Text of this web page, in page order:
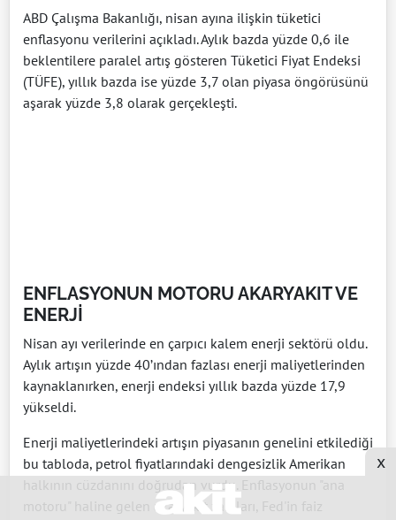
ABD Çalışma Bakanlığı, nisan ayına ilişkin tüketici
enflasyonu verilerini açıkladı. Aylık bazda yüzde 0,6 ile
beklentilere paralel artış gösteren Tüketici Fiyat Endeksi
(TÜFE), yıllık bazda ise yüzde 3,7 olan piyasa öngörüsünü
aşarak yüzde 3,8 olarak gerçekleşti.
ENFLASYONUN MOTORU AKARYAKIT VE
ENERJİ
Nisan ayı verilerinde en çarpıcı kalem enerji sektörü oldu.
Aylık artışın yüzde 40’ından fazlası enerji maliyetlerinden
kaynaklanırken, enerji endeksi yıllık bazda yüzde 17,9
yükseldi.
Enerji maliyetlerindeki artışın piyasanın genelini etkilediği
bu tabloda, petrol fiyatlarındaki dengesizlik Amerikan
halkının cüzdanını doğrudan vurdu. Enflasyonun "ana
motoru" haline gelen akaryakıt zamları, Fed'in faiz
x